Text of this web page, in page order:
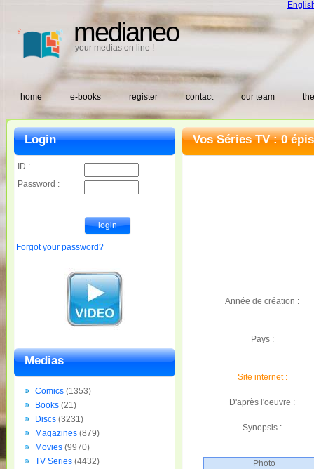
medianeo
your medias on line !
home e-books register contact our team
Vos Séries TV : 0
Année de création :
Pays :
Site internet :
D'après l'oeuvre :
Synopsis :
Photo
Login
ID :
Password :
Forgot your password?
Medias
Comics (1353)
Books (21)
Discs (3231)
Magazines (879)
Movies (9970)
TV Series (4432)